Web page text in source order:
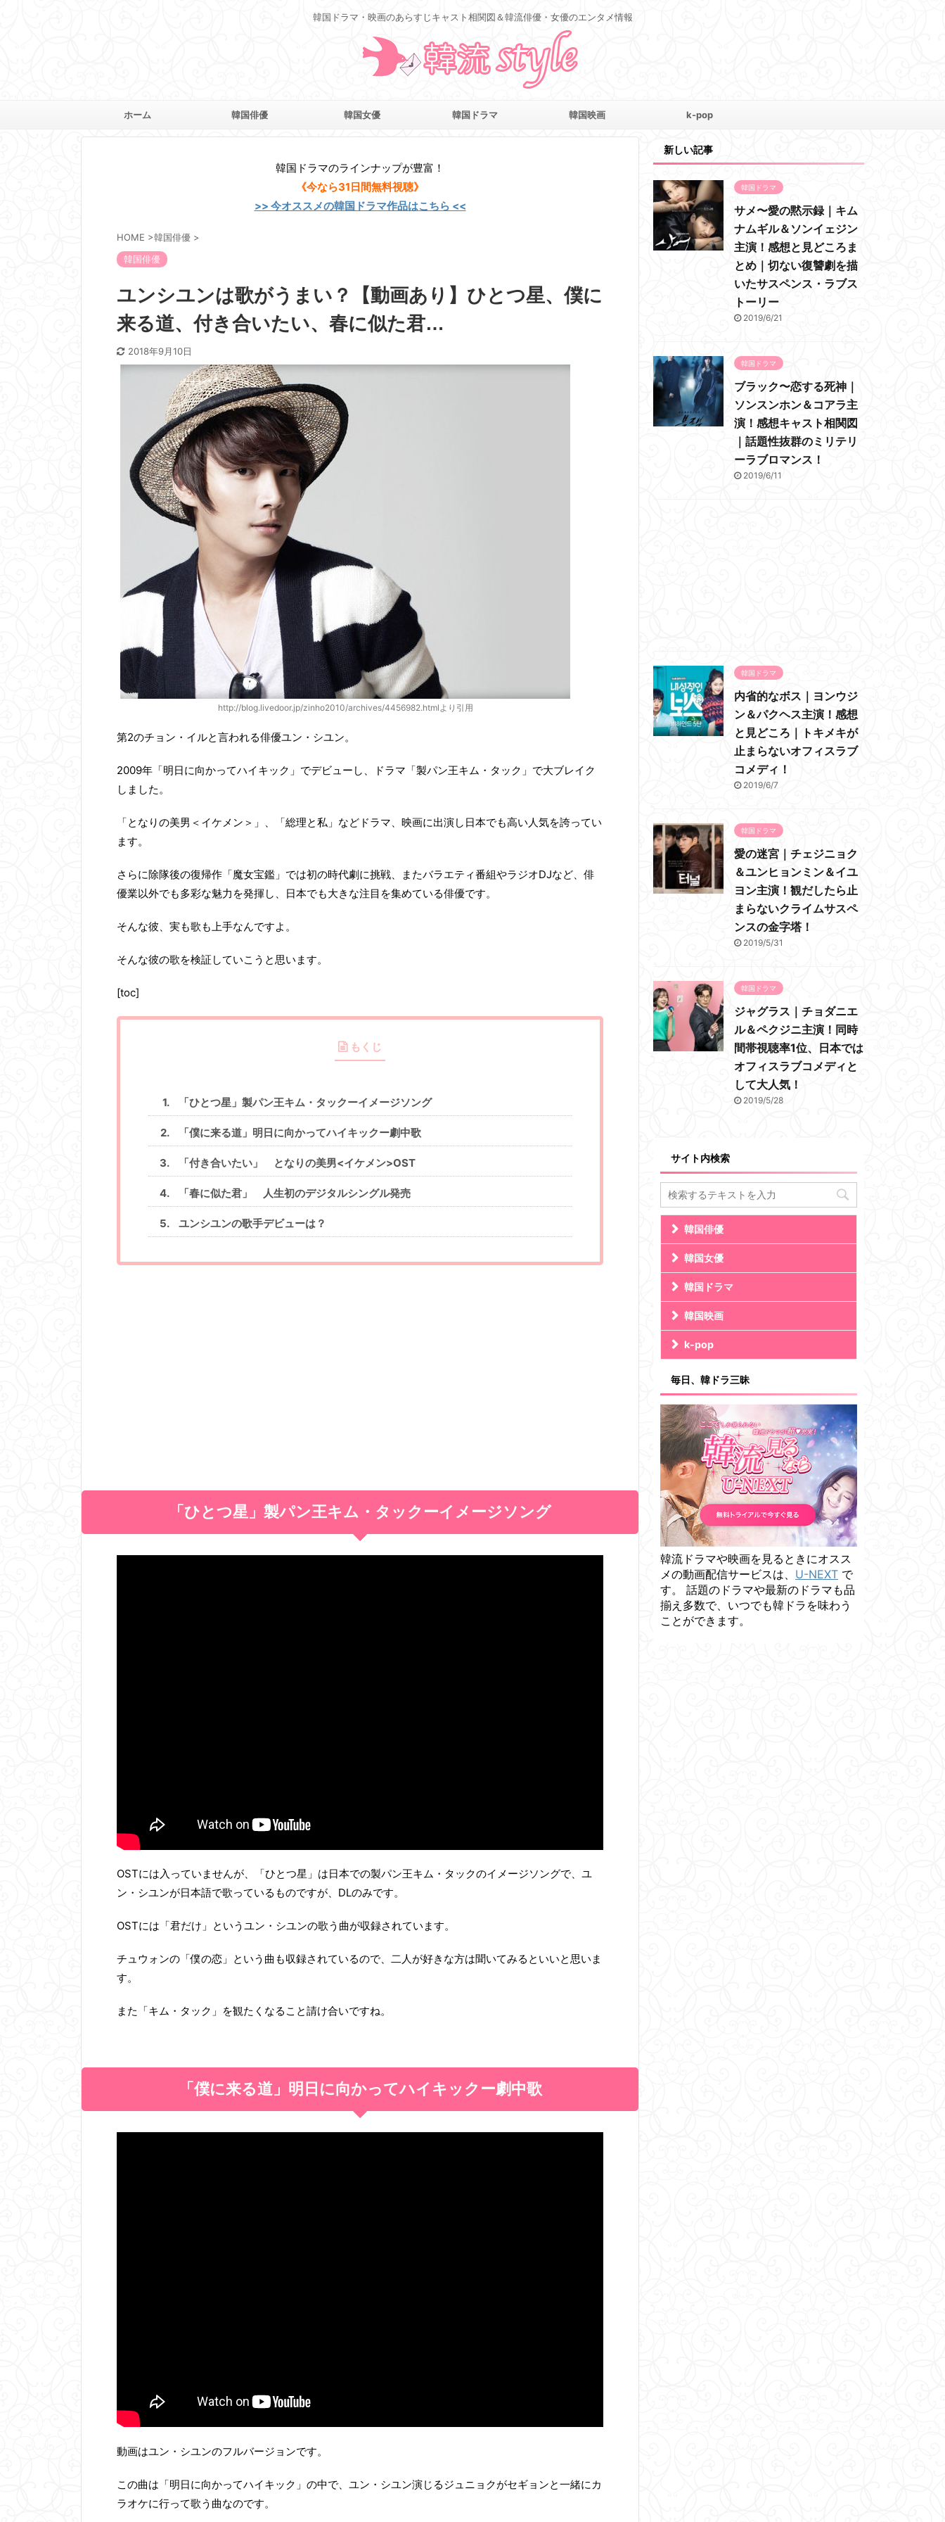
韓国ドラマ・映画のあらすじキャスト相関図＆韓流俳優・女優のエンタメ情報
ホーム 韓国俳優 韓国女優 韓国ドラマ 韓国映画 k-pop
韓国ドラマのラインナップが豊富！
《今なら31日間無料視聴》
>> 今オススメの韓国ドラマ作品はこちら <<
HOME >韓国俳優 >
韓国俳優
ユンシユンは歌がうまい？【動画あり】ひとつ星、僕に
来る道、付き合いたい、春に似た君…
2018年9月10日
http://blog.livedoor.jp/zinho2010/archives/4456982.htmlより引用
第2のチョン・イルと言われる俳優ユン・シユン。
2009年「明日に向かってハイキック」でデビューし、ドラマ「製パン王キム・タック」で大ブレイク
しました。
「となりの美男＜イケメン＞」、「総理と私」などドラマ、映画に出演し日本でも高い人気を誇ってい
ます。
さらに除隊後の復帰作「魔女宝鑑」では初の時代劇に挑戦、またバラエティ番組やラジオDJなど、俳
優業以外でも多彩な魅力を発揮し、日本でも大きな注目を集めている俳優です。
そんな彼、実も歌も上手なんですよ。
そんな彼の歌を検証していこうと思います。
[toc]
もくじ
「ひとつ星」製パン王キム・タックーイメージソング
「僕に来る道」明日に向かってハイキックー劇中歌
「付き合いたい」 となりの美男<イケメン>OST
「春に似た君」 人生初のデジタルシングル発売
ユンシユンの歌手デビューは？
「ひとつ星」製パン王キム・タックーイメージソング
OSTには入っていませんが、「ひとつ星」は日本での製パン王キム・タックのイメージソングで、ユ
ン・シユンが日本語で歌っているものですが、DLのみです。
OSTには「君だけ」というユン・シユンの歌う曲が収録されています。
チュウォンの「僕の恋」という曲も収録されているので、二人が好きな方は聞いてみるといいと思いま
す。
また「キム・タック」を観たくなること請け合いですね。
「僕に来る道」明日に向かってハイキックー劇中歌
動画はユン・シユンのフルバージョンです。
この曲は「明日に向かってハイキック」の中で、ユン・シユン演じるジュニョクがセギョンと一緒にカ
ラオケに行って歌う曲なのです。
新しい記事
韓国ドラマ
サメ〜愛の黙示録｜キム
ナムギル＆ソンイェジン
主演！感想と見どころま
とめ｜切ない復讐劇を描
いたサスペンス・ラブス
トーリー
2019/6/21
韓国ドラマ
ブラック〜恋する死神｜
ソンスンホン＆コアラ主
演！感想キャスト相関図
｜話題性抜群のミリテリ
ーラブロマンス！
2019/6/11
韓国ドラマ
内省的なボス｜ヨンウジ
ン＆パクヘス主演！感想
と見どころ｜トキメキが
止まらないオフィスラブ
コメディ！
2019/6/7
韓国ドラマ
愛の迷宮｜チェジニョク
＆ユンヒョンミン＆イユ
ヨン主演！観だしたら止
まらないクライムサスペ
ンスの金字塔！
2019/5/31
韓国ドラマ
ジャグラス｜チョダニエ
ル＆ペクジニ主演！同時
間帯視聴率1位、日本では
オフィスラブコメディと
して大人気！
2019/5/28
サイト内検索
韓国俳優
韓国女優
韓国ドラマ
韓国映画
k-pop
毎日、韓ドラ三昧
韓流ドラマや映画を見るときにオスス
メの動画配信サービスは、 U-NEXT で
す。 話題のドラマや最新のドラマも品
揃え多数で、いつでも韓ドラを味わう
ことができます。